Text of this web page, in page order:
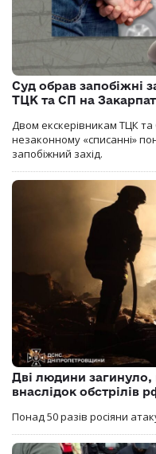
Суд обрав запобіжні
ТЦК та СП на
Двом екскерівникам ТЦК
незаконному «списанні»
запобіжний захід.
Дві людини
внаслідок обстрілів
Понад 50 разів росіяни